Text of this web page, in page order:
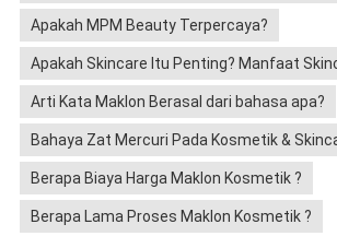
Apakah MPM Beauty Terpercaya?
Apakah Skincare Itu Penting? Manfaat
Arti Kata Maklon Berasal dari bahasa apa?
Bahaya Zat Mercuri Pada Kosmetik &
Berapa Biaya Harga Maklon Kosmetik ?
Berapa Lama Proses Maklon Kosmetik ?